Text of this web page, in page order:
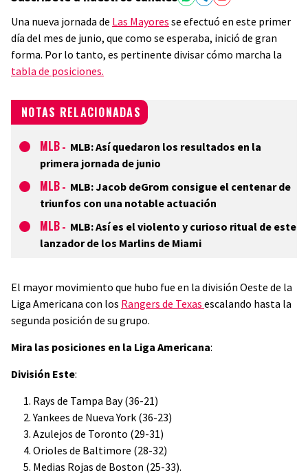
Una nueva jornada de Las Mayores se efectuó en este primer
día del mes de junio, que como se esperaba, inició de gran
forma. Por lo tanto, es pertinente divisar cómo marcha la
tabla de posiciones.
NOTAS RELACIONADAS
MLB - MLB: Así quedaron los resultados en la
primera jornada de junio
MLB - MLB: Jacob deGrom consigue el centenar de
triunfos con una notable actuación
MLB - MLB: Así es el violento y curioso ritual de este
lanzador de los Marlins de Miami
El mayor movimiento que hubo fue en la división Oeste de la
Liga Americana con los Rangers de Texas escalando hasta la
segunda posición de su grupo.
Mira las posiciones en la Liga Americana:
División Este:
Rays de Tampa Bay (36-21)
Yankees de Nueva York (36-23)
Azulejos de Toronto (29-31)
Orioles de Baltimore (28-32)
Medias Rojas de Boston (25-33).